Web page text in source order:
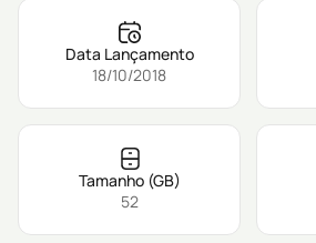
Data Lançamento
18/10/2018
Tamanho (GB)
52